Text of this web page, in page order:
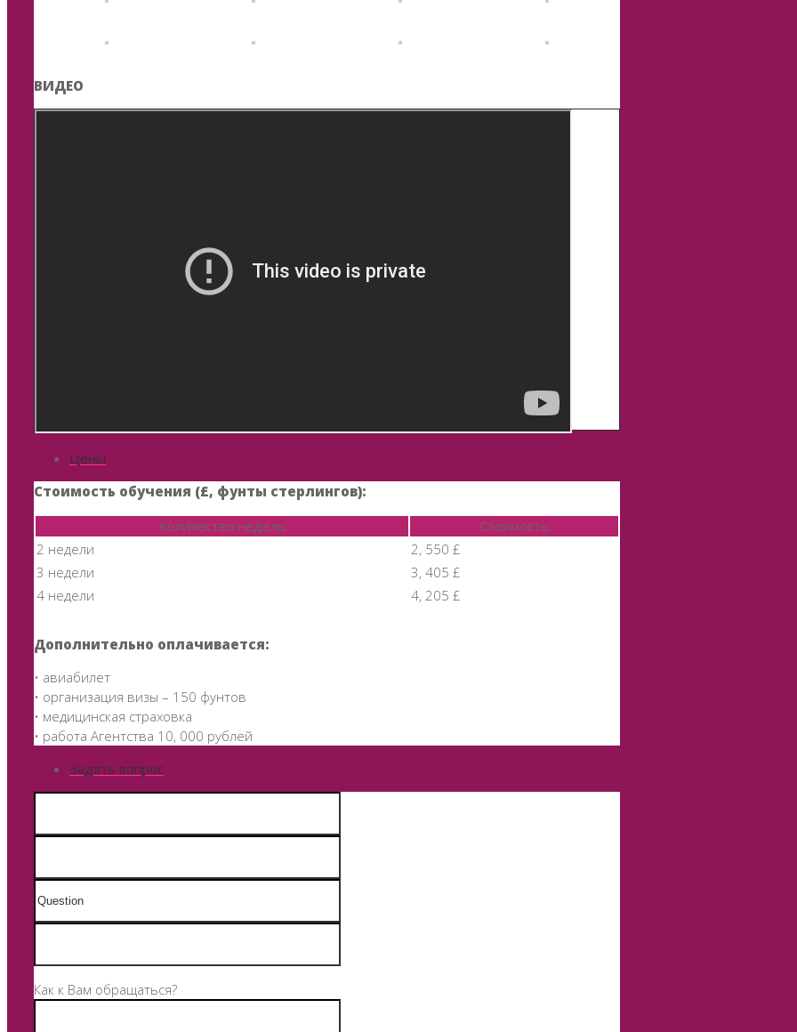
ВИДЕО
Цены
Стоимость обучения (£, фунты стерлингов):
Количество недель
Стоимость
2 недели
2, 550 £
3 недели
3, 405 £
4 недели
4, 205 £
Дополнительно оплачивается:
• авиабилет
• организация визы – 150 фунтов
• медицинская страховка
• работа Агентства 10, 000 рублей
Задать вопрос
Как к Вам обращаться?